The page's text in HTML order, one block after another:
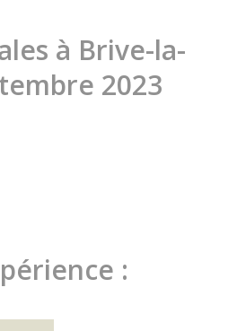
à Brive-la-
2023
: